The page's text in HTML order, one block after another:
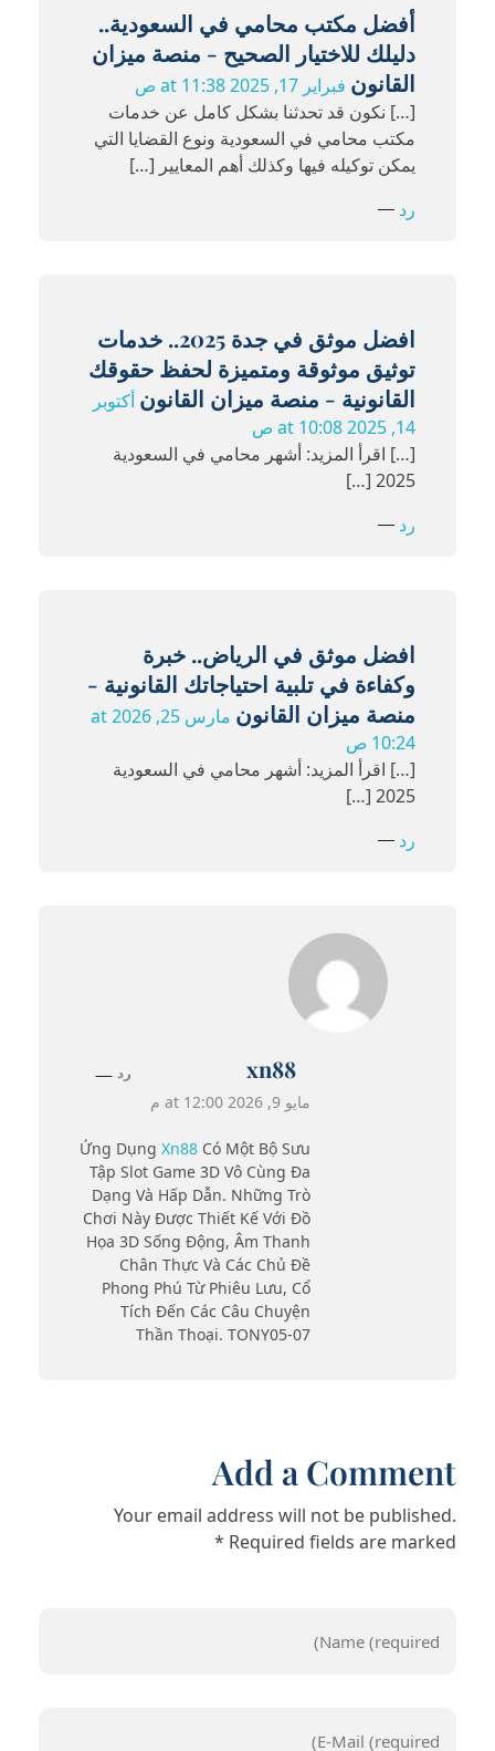
أفضل مكتب محامي في السعودية..
دليلك للاختيار الصحيح - منصة ميزان
القانون فبراير 17, 2025 at 11:38 ص
[…] نكون قد تحدثنا بشكل كامل عن خدمات
مكتب محامي في السعودية ونوع القضايا التي
يمكن توكيله فيها وكذلك أهم المعايير […]
رد
افضل موثق في جدة 2025.. خدمات
توثيق موثوقة ومتميزة لحفظ حقوقك
القانونية - منصة ميزان القانون أكتوبر
14, 2025 at 10:08 ص
[…] اقرأ المزيد: أشهر محامي في السعودية
2025 […]
رد
افضل موثق في الرياض.. خبرة
وكفاءة في تلبية احتياجاتك القانونية -
منصة ميزان القانون
مارس 25, 2026 at
10:24 ص
[…] اقرأ المزيد: أشهر محامي في السعودية
2025 […]
رد
xn88
مايو 9, 2026 at 12:00 م
Ứng Dụng Xn88 Có Một Bộ Sưu
Tập Slot Game 3D Vô Cùng Đa
Dạng Và Hấp Dẫn. Những Trò
Chơi Này Được Thiết Kế Với Đồ
Họa 3D Sống Động, Âm Thanh
Chân Thực Và Các Chủ Đề
Phong Phú Từ Phiêu Lưu, Cổ
Tích Đến Các Câu Chuyện
Thần Thoại. TONY05-07
رد
Add a Comment
Your email address will not be published.
Required fields are marked *